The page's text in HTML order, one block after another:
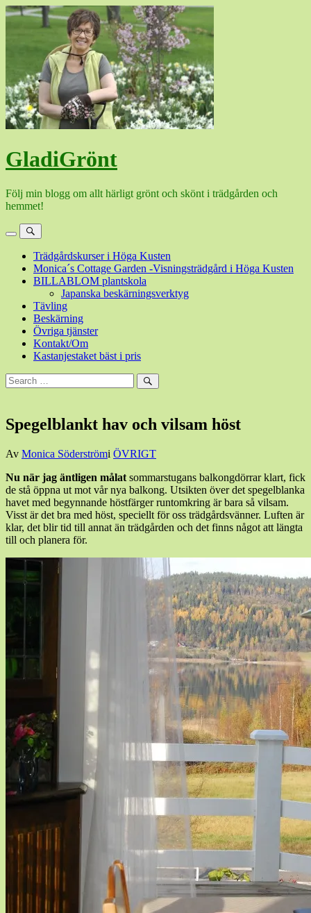
Hoppa
GladiGrönt
Följ min blogg om allt härligt grönt och skönt i trädgården och
hemmet!
MenySök
Trädgårdskurser i Höga Kusten
Monica´s Cottage Garden -Visningsträdgård i Höga Kusten
BILLABLOM plantskola
Japanska beskärningsverktyg
Tävling
Beskärning
Övriga tjänster
Kontakt/Om
Kastanjestaket bäst i pris
Sök
efter:
Sök
Spegelblankt hav och vilsam höst
Den
oktober,
20144
oktober,
2014
Av Monica Söderströmi ÖVRIGT
Nu när jag äntligen målat sommarstugans balkongdörrar klart, fick
de stå öppna ut mot vår nya balkong. Utsikten över det spegelblanka
havet med begynnande höstfärger runtomkring är bara så vilsam.
Visst är det bra med höst, speciellt för oss trädgårdsvänner. Luften är
klar, det blir tid till annat än trädgården och det finns något att längta
till och planera för.